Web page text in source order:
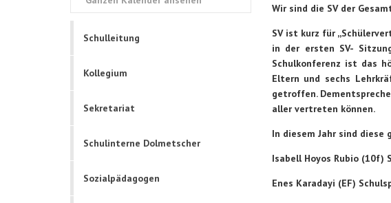
Schulleitung
Kollegium
Sekretariat
Schulinterne Dolmetscher
Sozialpädagogen
Wir sind die SV der
SV ist kurz für
in der ersten SV-
Schulkonferenz ist das
Eltern und sechs
getroffen.
aller vertreten können.
In diesem Jahr sind diese
Isabell Hoyos Rubio (10f)
Enes Karadayi (EF)